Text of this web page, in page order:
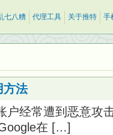
七八糟 代理工具 关于推特 手
方法
经常遭到恶意攻
在 […]